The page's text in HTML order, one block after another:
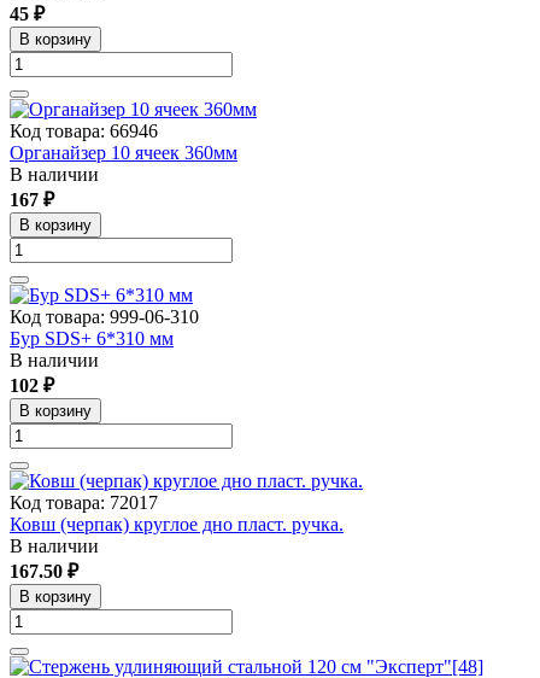
45 ₽
В корзину
Код товара: 66946
Органайзер 10 ячеек 360мм
В наличии
167 ₽
В корзину
Код товара: 999-06-310
Бур SDS+ 6*310 мм
В наличии
102 ₽
В корзину
Код товара: 72017
Ковш (черпак) круглое дно пласт. ручка.
В наличии
167.50 ₽
В корзину